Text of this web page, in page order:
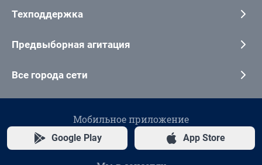
Техподдержка
Предвыборная агитация
Все города сети
Мобильное приложение
Google Play App Store